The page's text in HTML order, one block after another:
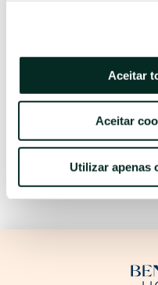
Aceitar
Aceitar
Utilizar apenas
A Semana dos Açores
arquipélago.
SABER MAIS